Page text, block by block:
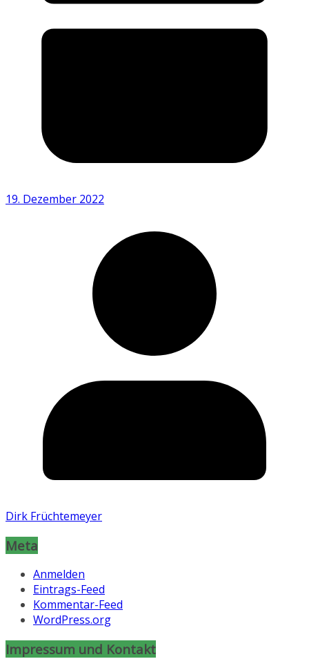
19. Dezember 2022
Dirk Früchtemeyer
Meta
Anmelden
Eintrags-Feed
Kommentar-Feed
WordPress.org
Impressum und Kontakt